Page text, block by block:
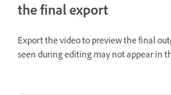
the final export
Export the video to preview the final
seen during editing may not appear in